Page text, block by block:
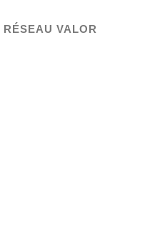
RÉSEAU VALOR